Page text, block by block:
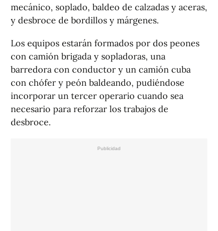
mecánico, soplado, baldeo de calzadas y aceras,
y desbroce de bordillos y márgenes.
Los equipos estarán formados por dos peones
con camión brigada y sopladoras, una
barredora con conductor y un camión cuba
con chófer y peón baldeando, pudiéndose
incorporar un tercer operario cuando sea
necesario para reforzar los trabajos de
desbroce.